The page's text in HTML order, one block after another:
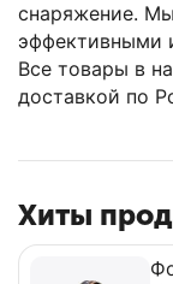
снаряжение.
эффективными
Все товары в
доставкой по
Хиты